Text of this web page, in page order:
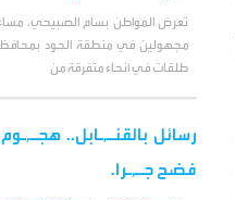
تعرض المواطن بسام الصبيحي،
مجهولين في منطقة الحود
طلقات في أنحاء متفرقة من
رسائل بالقنـ,ـابل..
فضح جـ,ـرا.